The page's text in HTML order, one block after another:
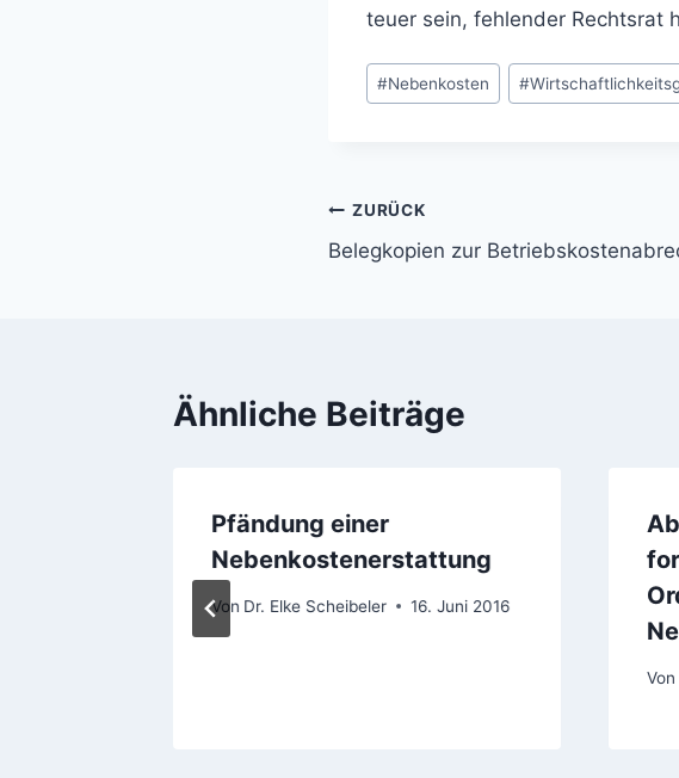
teuer sein, fehlender Rechtsrat
Schlagworte:
#Nebenkosten #
Beitragsnavigation
ZURÜCK
Belegkopien zur
Ähnliche Beiträge
Pfändung einer
Nebenkostenerstattung
Von Dr. Elke Scheibeler 16. Juni 2016
Von